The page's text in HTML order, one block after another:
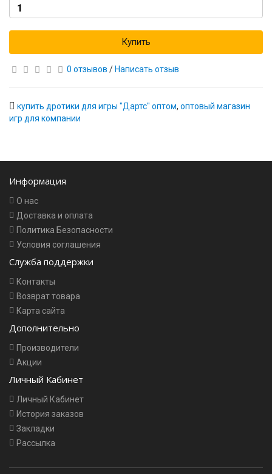
Купить
0 отзывов / Написать отзыв
купить дротики для игры "Дартс" оптом, оптовый магазин
игр для компании
Информация
О нас
Доставка и оплата
Политика Безопасности
Условия соглашения
Служба поддержки
Контакты
Возврат товара
Карта сайта
Дополнительно
Производители
Акции
Личный Кабинет
Личный Кабинет
История заказов
Закладки
Рассылка